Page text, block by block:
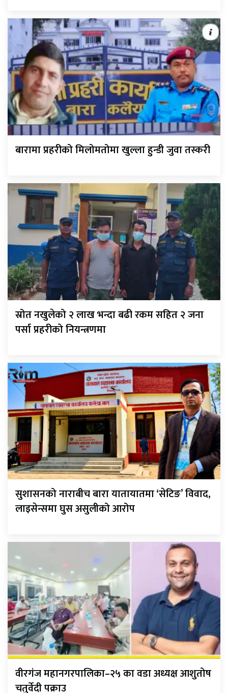
बारामा प्रहरीको मिलोमतोमा खुल्ला हुन्डी जुवा तस्करी
स्रोत नखुलेको २ लाख भन्दा बढी रकम सहित २ जना
पर्सा प्रहरीको नियन्त्रणमा
सुशासनको नाराबीच बारा यातायातमा ‘सेटिङ’ विवाद,
लाइसेन्समा घुस असुलीको आरोप
वीरगंज महानगरपालिका–२५ का वडा अध्यक्ष आशुतोष
चतुर्वेदी पक्राउ